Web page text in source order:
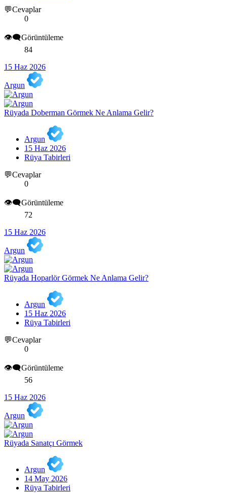
💬Cevaplar
0
👁️‍🗨️Görüntüleme
84
15 Haz 2026
Argun
Rüyada Doberman Görmek Ne Anlama Gelir?
Argun
15 Haz 2026
Rüya Tabirleri
💬Cevaplar
0
👁️‍🗨️Görüntüleme
72
15 Haz 2026
Argun
Rüyada Hoparlör Görmek Ne Anlama Gelir?
Argun
15 Haz 2026
Rüya Tabirleri
💬Cevaplar
0
👁️‍🗨️Görüntüleme
56
15 Haz 2026
Argun
Rüyada Sanatçı Görmek
Argun
14 May 2026
Rüya Tabirleri